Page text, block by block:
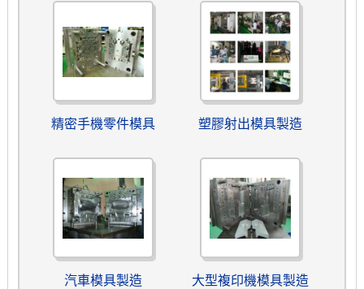
精密手機零件模具 塑膠射出模具製造
汽車模具製造 大型複印機模具製造